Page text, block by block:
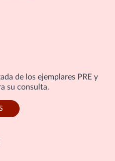
de los ejemplares PRE y
su consulta.